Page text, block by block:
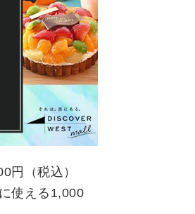
円（税込）
使える1,000